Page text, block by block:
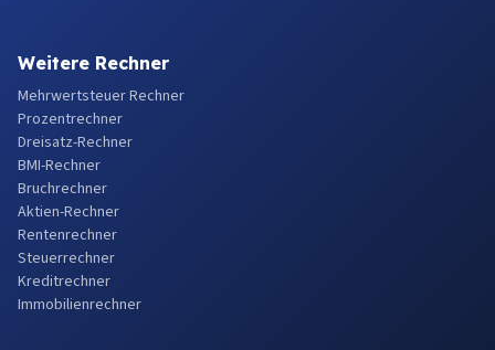
Weitere Rechner
Mehrwertsteuer Rechner
Prozentrechner
Dreisatz-Rechner
BMI-Rechner
Bruchrechner
Aktien-Rechner
Rentenrechner
Steuerrechner
Kreditrechner
Immobilienrechner